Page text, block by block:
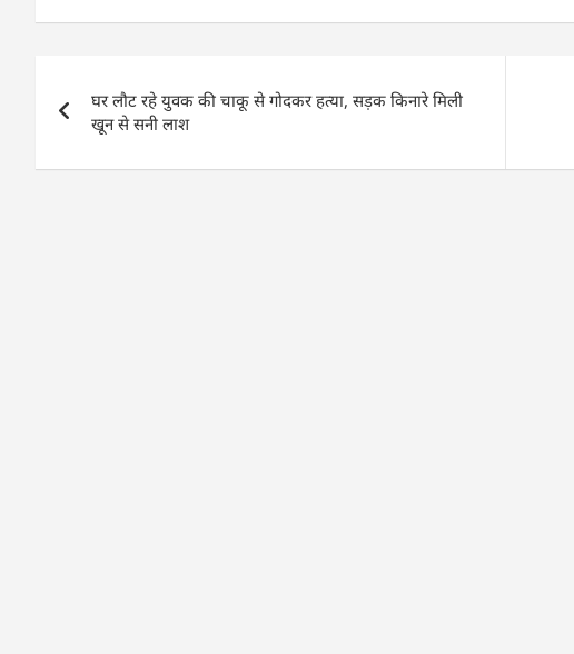
c
b
o
o
at
A
p
p
k
dI
ai ar
navigation
घर लौट रहे युवक की चाकू से गोदकर हत्या, सड़क किनारे मिली
खून से सनी लाश